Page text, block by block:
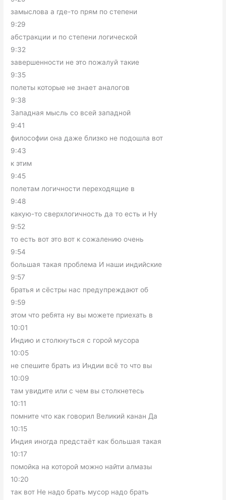
замыслова а где-то прям по степени
9:29
абстракции и по степени логической
9:32
завершенности не это пожалуй такие
9:35
полеты которые не знает аналогов
9:38
Западная мысль со всей западной
9:41
философии она даже близко не подошла вот
9:43
к этим
9:45
полетам логичности переходящие в
9:48
какую-то сверхлогичность да то есть и Ну
9:52
то есть вот это вот к сожалению очень
9:54
большая такая проблема И наши индийские
9:57
братья и сёстры нас предупреждают об
9:59
этом что ребята ну вы можете приехать в
10:01
Индию и столкнуться с горой мусора
10:05
не спешите брать из Индии всё то что вы
10:09
там увидите или с чем вы столкнетесь
10:11
помните что как говорил Великий канан Да
10:15
Индия иногда предстаёт как большая такая
10:17
помойка на которой можно найти алмазы
10:20
так вот Не надо брать мусор надо брать